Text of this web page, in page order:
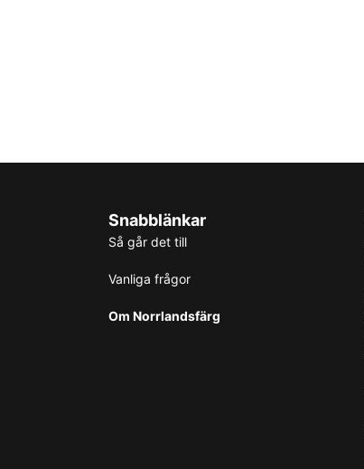
Snabblänkar
Så går det till
Vanliga frågor
Om Norrlandsfärg